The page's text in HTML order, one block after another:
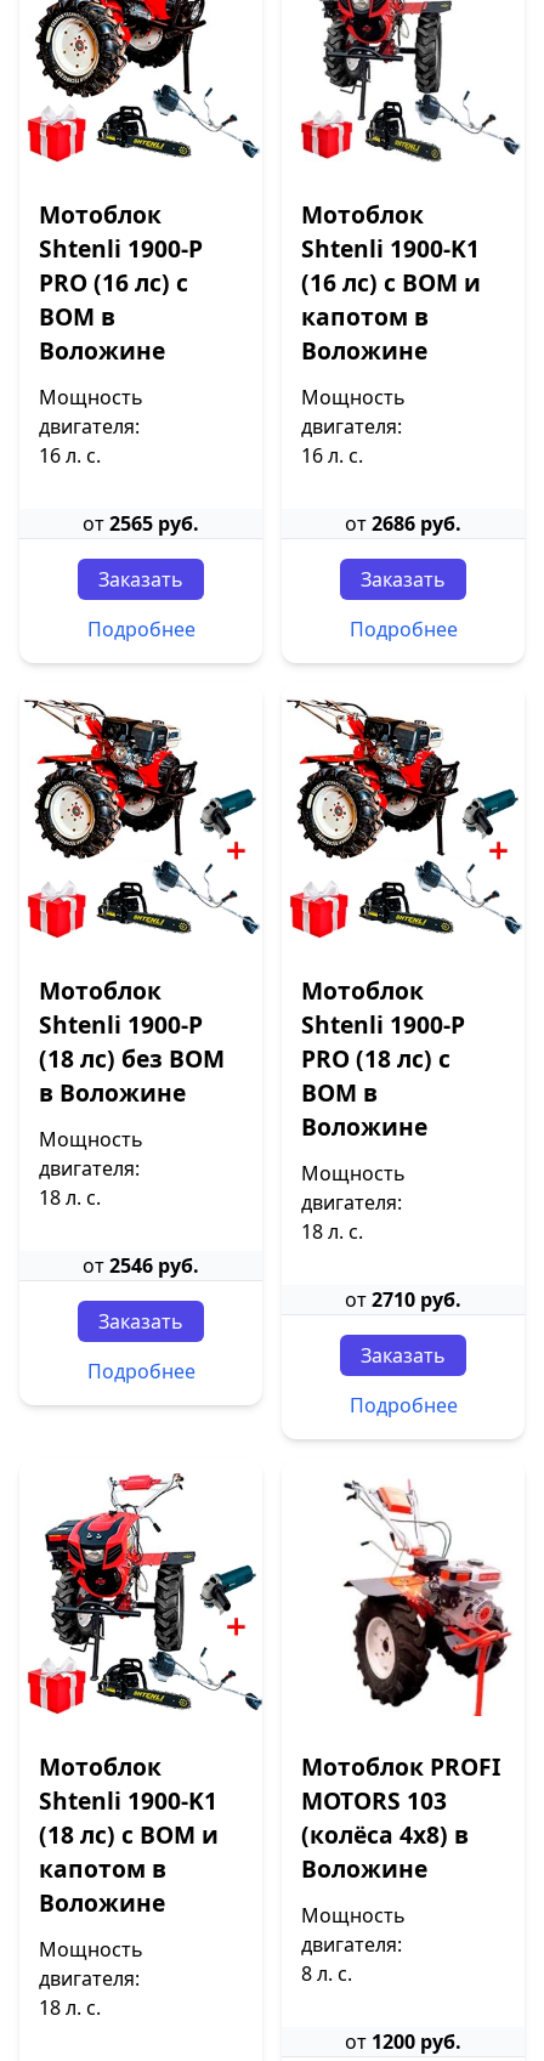
Мотоблок
Shtenli 1900-P
PRO (16 лс) с
ВОМ в
Воложине
Мощность
двигателя:
16 л. с.
от2565 руб.
Заказать
Подробнее
Мотоблок
Shtenli 1900-K1
(16 лс) с ВОМ и
капотом в
Воложине
Мощность
двигателя:
16 л. с.
от2686 руб.
Заказать
Подробнее
Мотоблок
Shtenli 1900-P
(18 лс) без ВОМ
в Воложине
Мощность
двигателя:
18 л. с.
от2546 руб.
Заказать
Подробнее
Мотоблок
Shtenli 1900-P
PRO (18 лс) с
ВОМ в
Воложине
Мощность
двигателя:
18 л. с.
от2710 руб.
Заказать
Подробнее
Мотоблок
Shtenli 1900-K1
(18 лс) с ВОМ и
капотом в
Воложине
Мощность
двигателя:
18 л. с.
Мотоблок PROFI
MOTORS 103
(колёса 4х8) в
Воложине
Мощность
двигателя:
8 л. с.
от 1200 руб.